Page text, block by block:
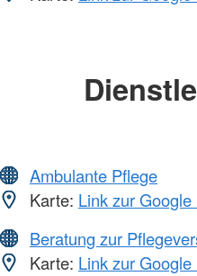
Ambulante Pflege
Karte: Link zur
Beratung zur
Karte: Link zur